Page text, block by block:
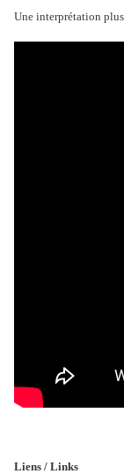
Une interprétation
Liens / Links